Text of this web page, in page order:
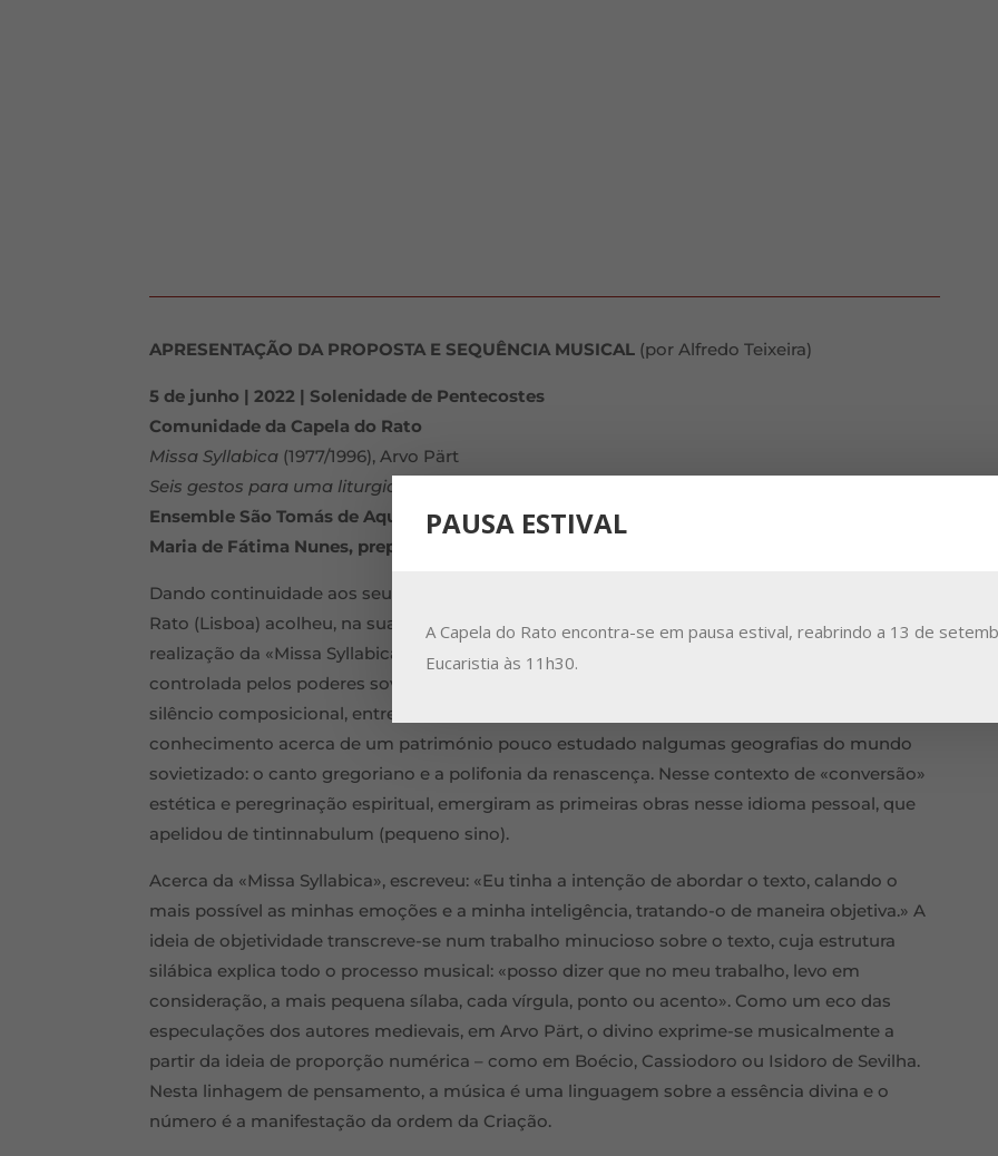
APRESENTAÇÃO DA PROPOSTA E SEQUÊNCIA MUSICAL (por Alfredo Teixeira)
5 de junho | 2022 | Solenidade de Pentecostes
Comunidade da Capela do Rato
Missa Syllabica (1977/1996), Arvo Pärt
Seis gestos para uma liturgia sem palavras
Ensemble São Tomás de Aquino | João Andrade Nunes, saxofone e direção
Maria de Fátima Nunes, preparação vocal
Dando continuidade aos seus projetos de diálogo com a cultura, a Comunidade da Capela do
Rato (Lisboa) acolheu, na sua liturgia de Domingo de Pentecostes, no dia 5 de junho, a
realização da «Missa Syllabica» de Arvo Pärt. Depois da sua inscrição numa modernidade
controlada pelos poderes soviéticos, o compositor estoniano conheceu um período de
silêncio composicional, entre 1963 e 1974. Durante essa travessia aprofundou o seu
conhecimento acerca de um património pouco estudado nalgumas geografias do mundo
sovietizado: o canto gregoriano e a polifonia da renascença. Nesse contexto de «conversão»
estética e peregrinação espiritual, emergiram as primeiras obras nesse idioma pessoal, que
apelidou de tintinnabulum (pequeno sino).
Acerca da «Missa Syllabica», escreveu: «Eu tinha a intenção de abordar o texto, calando o
mais possível as minhas emoções e a minha inteligência, tratando-o de maneira objetiva.» A
ideia de objetividade transcreve-se num trabalho minucioso sobre o texto, cuja estrutura
silábica explica todo o processo musical: «posso dizer que no meu trabalho, levo em
consideração, a mais pequena sílaba, cada vírgula, ponto ou acento». Como um eco das
especulações dos autores medievais, em Arvo Pärt, o divino exprime-se musicalmente a
partir da ideia de proporção numérica – como em Boécio, Cassiodoro ou Isidoro de Sevilha.
Nesta linhagem de pensamento, a música é uma linguagem sobre a essência divina e o
número é a manifestação da ordem da Criação.
PAUSA ESTIVAL
A Capela do Rato encontra-se em pausa estival, reabrindo a 13 de
Eucaristia às 11h30.